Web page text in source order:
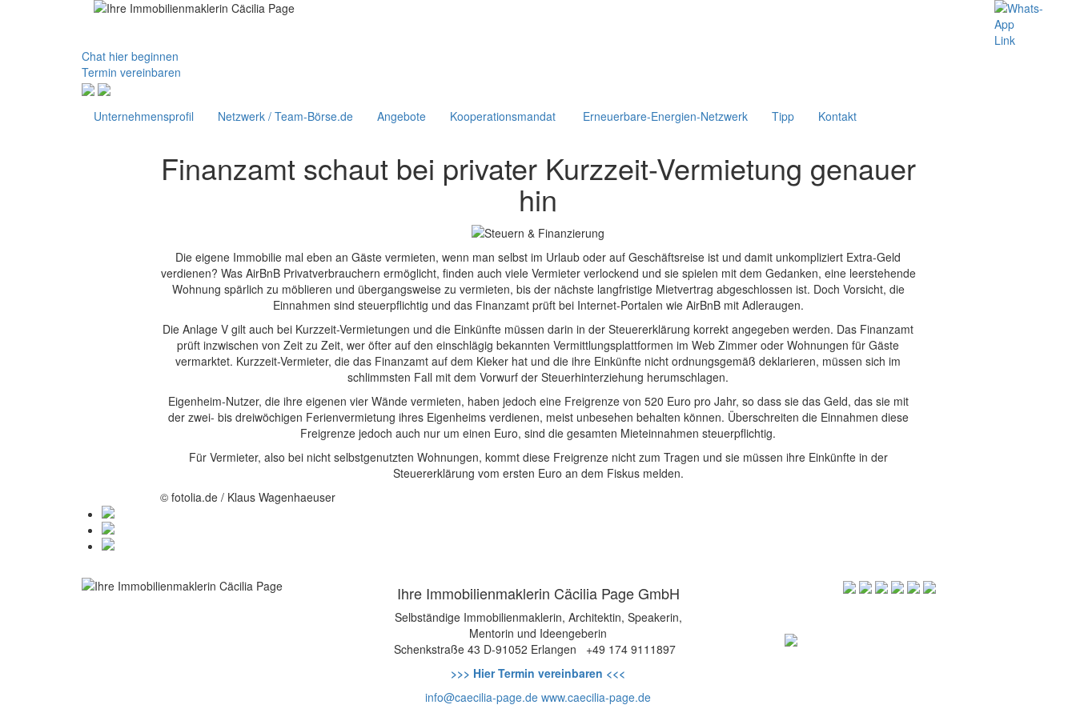
Chat hier beginnen
Termin vereinbaren
Unternehmensprofil Netzwerk / Team-Börse.de Angebote Kooperationsmandat Erneuerbare-Energien-Netzwerk Tipp Kontakt
Finanzamt schaut bei privater Kurzzeit-Vermietung genauer
hin
Die eigene Immobilie mal eben an Gäste vermieten, wenn man selbst im Urlaub oder auf Geschäftsreise ist und damit unkompliziert Extra-Geld
verdienen? Was AirBnB Privatverbrauchern ermöglicht, finden auch viele Vermieter verlockend und sie spielen mit dem Gedanken, eine leerstehende
Wohnung spärlich zu möblieren und übergangsweise zu vermieten, bis der nächste langfristige Mietvertrag abgeschlossen ist. Doch Vorsicht, die
Einnahmen sind steuerpflichtig und das Finanzamt prüft bei Internet-Portalen wie AirBnB mit Adleraugen.
Die Anlage V gilt auch bei Kurzzeit-Vermietungen und die Einkünfte müssen darin in der Steuererklärung korrekt angegeben werden. Das Finanzamt
prüft inzwischen von Zeit zu Zeit, wer öfter auf den einschlägig bekannten Vermittlungsplattformen im Web Zimmer oder Wohnungen für Gäste
vermarktet. Kurzzeit-Vermieter, die das Finanzamt auf dem Kieker hat und die ihre Einkünfte nicht ordnungsgemäß deklarieren, müssen sich im
schlimmsten Fall mit dem Vorwurf der Steuerhinterziehung herumschlagen.
Eigenheim-Nutzer, die ihre eigenen vier Wände vermieten, haben jedoch eine Freigrenze von 520 Euro pro Jahr, so dass sie das Geld, das sie mit
der zwei- bis dreiwöchigen Ferienvermietung ihres Eigenheims verdienen, meist unbesehen behalten können. Überschreiten die Einnahmen diese
Freigrenze jedoch auch nur um einen Euro, sind die gesamten Mieteinnahmen steuerpflichtig.
Für Vermieter, also bei nicht selbstgenutzten Wohnungen, kommt diese Freigrenze nicht zum Tragen und sie müssen ihre Einkünfte in der
Steuererklärung vom ersten Euro an dem Fiskus melden.
© fotolia.de / Klaus Wagenhaeuser
Ihre Immobilienmaklerin Cäcilia Page GmbH
Selbständige Immobilienmaklerin, Architektin, Speakerin,
Mentorin und Ideengeberin
Schenkstraße 43 D-91052 Erlangen
+49 174 9111897
>>> Hier Termin vereinbaren <<<
info@caecilia-page.de www.caecilia-page.de